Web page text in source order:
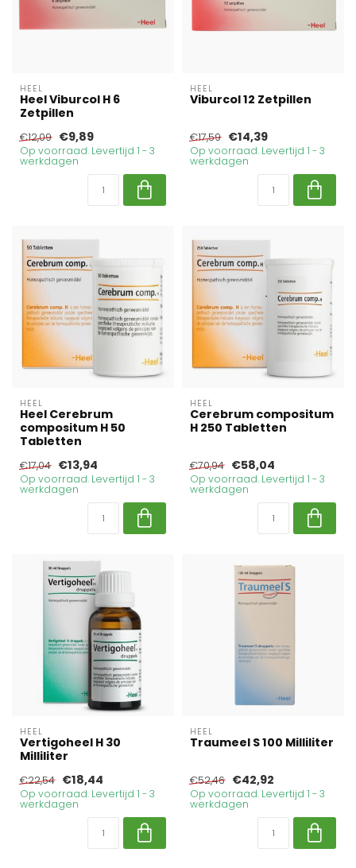
HEEL
Heel Viburcol H 6
Zetpillen
€12,09 €9,89
Op voorraad. Levertijd 1 - 3
werkdagen
HEEL
Viburcol 12 Zetpillen
€17,59 €14,39
Op voorraad. Levertijd 1 - 3
werkdagen
HEEL
Heel Cerebrum
compositum H 50
Tabletten
€17,04 €13,94
Op voorraad. Levertijd 1 - 3
werkdagen
HEEL
Cerebrum compositum
H 250 Tabletten
€70,94 €58,04
Op voorraad. Levertijd 1 - 3
werkdagen
HEEL
Vertigoheel H 30
Milliliter
€22,54 €18,44
Op voorraad. Levertijd 1 - 3
werkdagen
HEEL
Traumeel S 100 Milliliter
€52,46 €42,92
Op voorraad. Levertijd 1 - 3
werkdagen